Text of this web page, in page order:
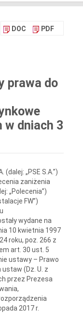
DOC PDF
prawa do
dniach 3
„PSE S.A.”)
zaniżenia
„Polecenia”)
FW”)
wydane na
10 kwietnia 1997
roku, poz. 266 z
art. 30 ust. 5
ustawy – Prawo
(Dz. U. z
przez Prezesa
2017 r.